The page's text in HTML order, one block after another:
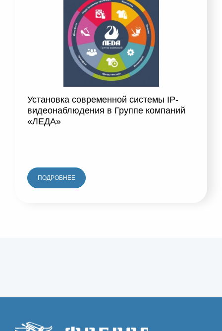
Установка современной системы IP-
видеонаблюдения в Группе компаний
«ЛЕДА»
ПОДРОБНЕЕ